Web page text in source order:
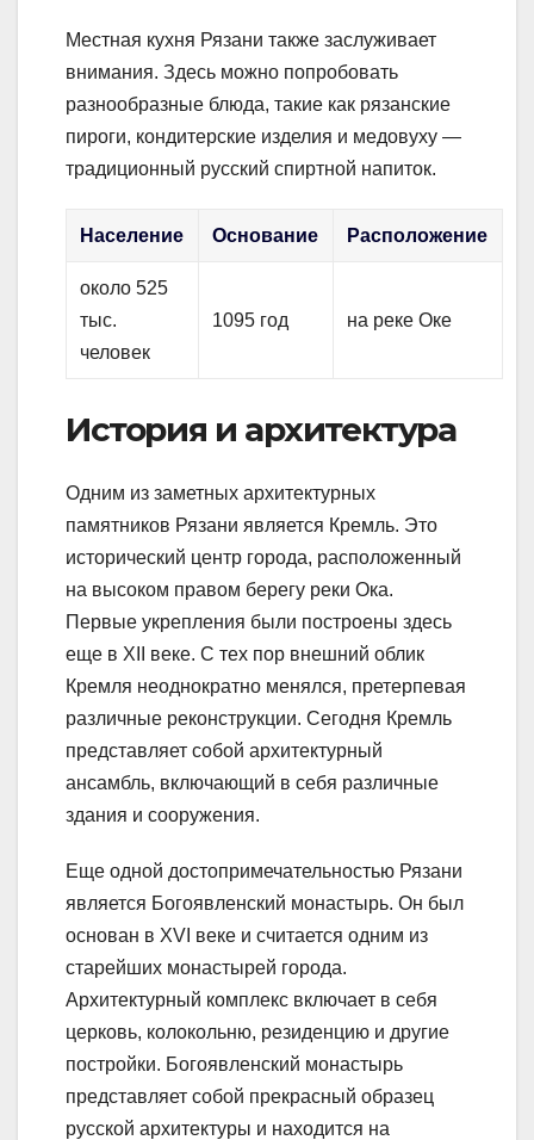
Местная кухня Рязани также заслуживает
внимания. Здесь можно попробовать
разнообразные блюда, такие как рязанские
пироги, кондитерские изделия и медовуху —
традиционный русский спиртной напиток.
Население Основание Расположение
около 525
тыс.
человек
1095 год на реке Оке
История и архитектура
Одним из заметных архитектурных
памятников Рязани является Кремль. Это
исторический центр города, расположенный
на высоком правом берегу реки Ока.
Первые укрепления были построены здесь
еще в XII веке. С тех пор внешний облик
Кремля неоднократно менялся, претерпевая
различные реконструкции. Сегодня Кремль
представляет собой архитектурный
ансамбль, включающий в себя различные
здания и сооружения.
Еще одной достопримечательностью Рязани
является Богоявленский монастырь. Он был
основан в XVI веке и считается одним из
старейших монастырей города.
Архитектурный комплекс включает в себя
церковь, колокольню, резиденцию и другие
постройки. Богоявленский монастырь
представляет собой прекрасный образец
русской архитектуры и находится на